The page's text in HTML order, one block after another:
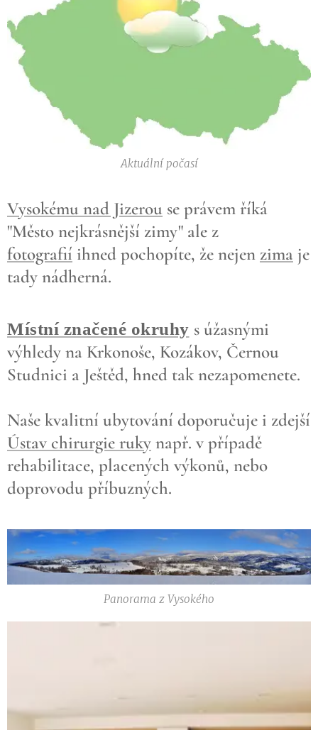
Aktuální počasí
Vysokému nad Jizerou se právem říká
"Město nejkrásnější zimy" ale z
fotografií ihned pochopíte, že nejen zima je
tady nádherná.
Místní značené okruhy s úžasnými
výhledy na Krkonoše, Kozákov, Černou
Studnici a Ještěd, hned tak nezapomenete.
Naše kvalitní ubytování doporučuje i zdejší
Ústav chirurgie ruky např. v případě
rehabilitace, placených výkonů, nebo
doprovodu příbuzných.
Panorama z Vysokého